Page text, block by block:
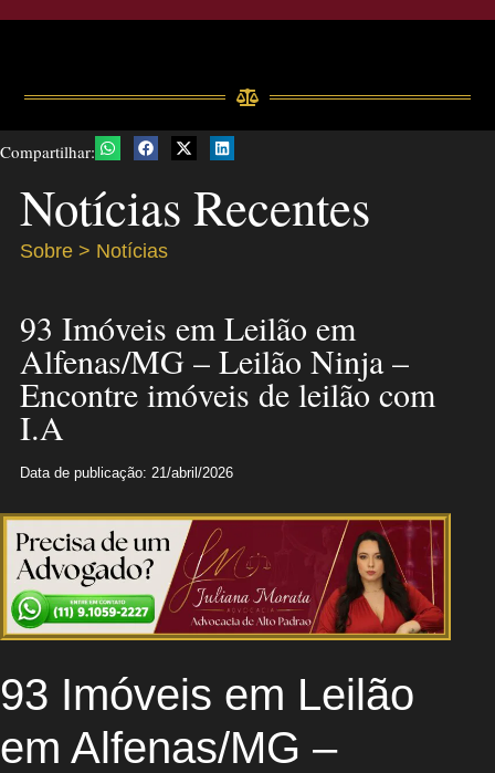
Compartilhar:
Notícias Recentes
Sobre > Notícias
93 Imóveis em Leilão em
Alfenas/MG – Leilão Ninja –
Encontre imóveis de leilão com
I.A
Data de publicação: 21/abril/2026
93 Imóveis em Leilão
em Alfenas/MG –